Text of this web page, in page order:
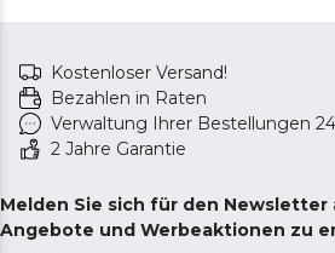
Kostenloser Versand!
Bezahlen in Raten
Verwaltung Ihrer Bestellungen
2 Jahre Garantie
Melden Sie sich für den Newsletter
Angebote und Werbeaktionen zu